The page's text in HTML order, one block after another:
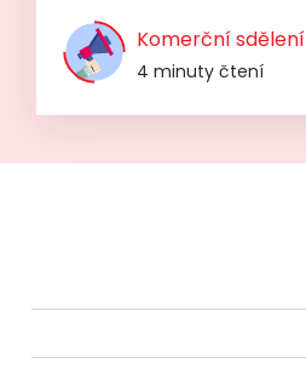
Komerční sdělení
4 minuty čtení